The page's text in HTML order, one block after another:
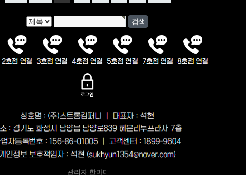
관리자 한마디